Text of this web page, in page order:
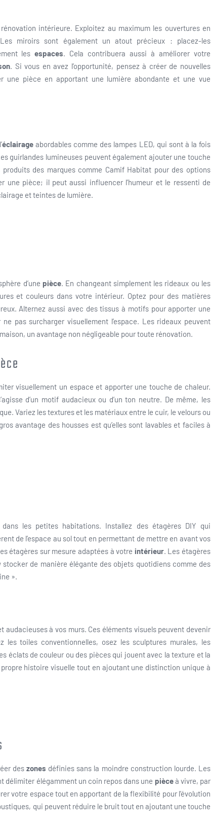
intérieure. Exploitez au maximum les ouvertures en
miroirs sont également un atout précieux : placez-les
lesespaces. Cela contribuera aussi à améliorer votre
. Si vous en avez l’opportunité, pensez à créer de nouvelles
une pièce en apportant une lumière abondante et une vue
éclairage abordables comme des lampes LED, qui sont à la fois
guirlandes lumineuses peuvent également ajouter une touche
des marques comme Camif Habitat pour des options
une pièce; il peut aussi influencer l’humeur et le ressenti de
et teintes de lumière.
d’une pièce. En changeant simplement les rideaux ou les
et couleurs dans votre intérieur. Optez pour des matières
Alternez aussi avec des tissus à motifs pour apporter une
pas surcharger visuellement l’espace. Les rideaux peuvent
un avantage non négligeable pour toute rénovation.
visuellement un espace et apporter une touche de chaleur.
d’un motif audacieux ou d’un ton neutre. De même, les
Variez les textures et les matériaux entre le cuir, le velours ou
avantage des housses est qu’elles sont lavables et faciles à
les petites habitations. Installez des étagères DIY qui
de l’espace au sol tout en permettant de mettre en avant vos
étagères sur mesure adaptées à votre intérieur. Les étagères
de manière élégante des objets quotidiens comme des
».
à vos murs. Ces éléments visuels peuvent devenir
les toiles conventionnelles, osez les sculptures murales, les
éclats de couleur ou des pièces qui jouent avec la texture et la
histoire visuelle tout en ajoutant une distinction unique à
des zones définies sans la moindre construction lourde. Les
délimiter élégamment un coin repos dans une pièceà vivre, par
votre espace tout en apportant de la flexibilité pour l’évolution
qui peuvent réduire le bruit tout en ajoutant une touche